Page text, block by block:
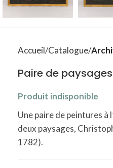
Accueil Catalogue
Paire de paysages
Produit indisponible
Une paire de peintures à
deux paysages,
1782).